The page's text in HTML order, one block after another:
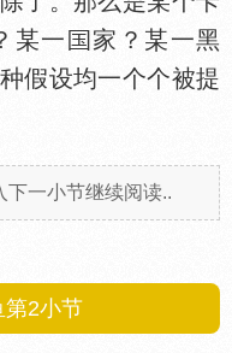
某一
家？某一黑
假设均一个个被提
下一小节继续阅读..
第2小节